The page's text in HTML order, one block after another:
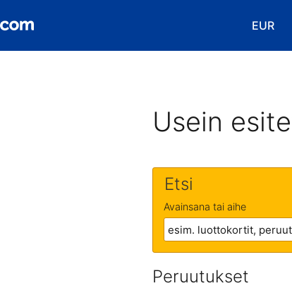
EUR
Usein
Etsi
Avainsana tai aihe
Peruutukset